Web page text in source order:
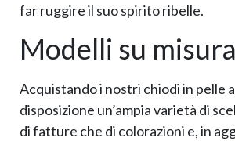
far ruggire il suo spirito ribelle.
Modelli su misura
Acquistando i nostri chiodi in pelle
disposizione un’ampia varietà di
di fatture che di colorazioni e, in